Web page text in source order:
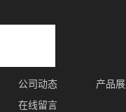
公司动态
产品
在线留言